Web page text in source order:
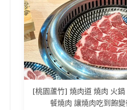
[桃園蘆竹] 燒肉道 燒肉 火
餐燒肉 讓燒肉吃到飽